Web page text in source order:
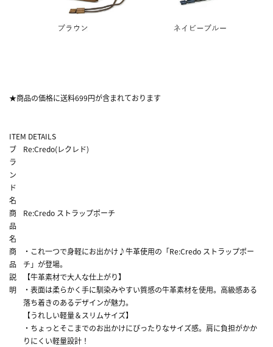
★商品の価格に送料699円が含まれております
ITEM DETAILS
ブ
ラ
ン
ド
名
Re:Credo(レクレド)
商
品
名
Re:Credo ストラップポーチ
商
品
説
明
・これ一つで身軽にお出かけ♪牛革使用の「Re:Credo ストラップポー
チ」が登場。
【牛革素材で大人な仕上がり】
・表面は柔らかく手に馴染みやすい質感の牛革素材を使用。高級感ある
落ち着きのあるデザインが魅力。
【うれしい軽量＆スリムサイズ】
・ちょっとそこまでのお出かけにぴったりなサイズ感。肩に負担がかか
りにくい軽量設計！